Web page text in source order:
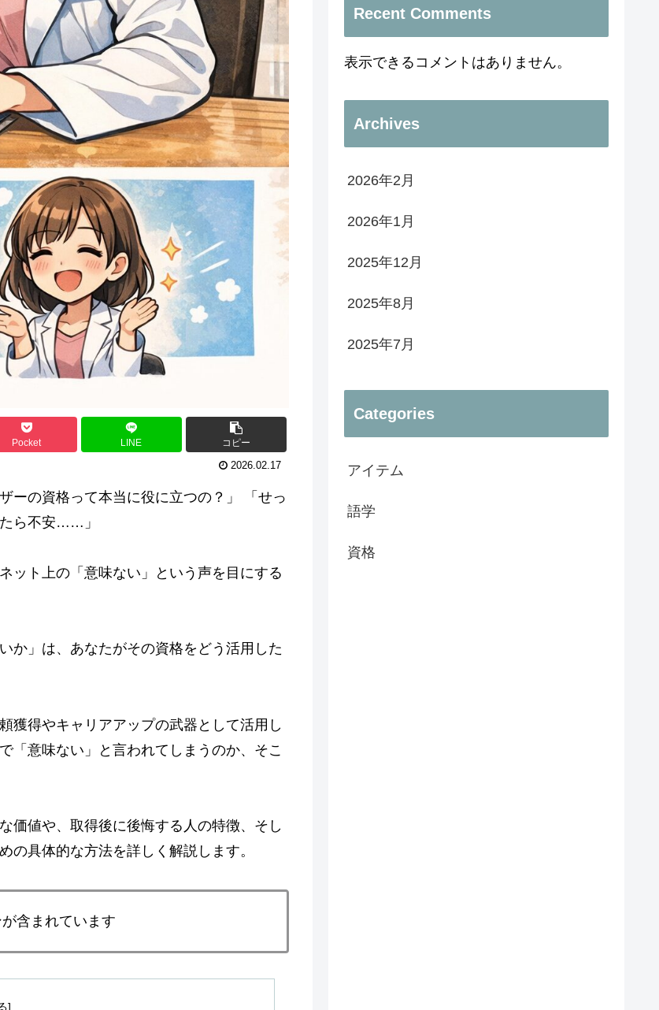
Pocket LINE コピー
2026.02.17
ーの資格って本当に役に立つの？」 「せっ
ら不安……」
ット上の「意味ない」という声を目にする
か」は、あなたがその資格をどう活用した
獲得やキャリアアップの武器として活用し
「意味ない」と言われてしまうのか、そこ
価値や、取得後に後悔する人の特徴、そし
の具体的な方法を詳しく解説します。
含まれています
Recent Comments
表示できるコメントはありません。
Archives
2026年2月
2026年1月
2025年12月
2025年8月
2025年7月
Categories
アイテム
語学
資格